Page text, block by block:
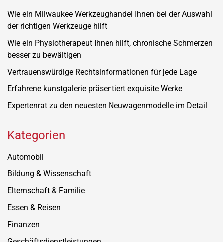
Wie ein Milwaukee Werkzeughandel Ihnen bei der Auswahl
der richtigen Werkzeuge hilft
Wie ein Physiotherapeut Ihnen hilft, chronische Schmerzen
besser zu bewältigen
Vertrauenswürdige Rechtsinformationen für jede Lage
Erfahrene kunstgalerie präsentiert exquisite Werke
Expertenrat zu den neuesten Neuwagenmodelle im Detail
Kategorien
Automobil
Bildung & Wissenschaft
Elternschaft & Familie
Essen & Reisen
Finanzen